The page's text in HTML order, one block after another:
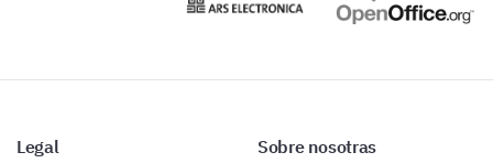
10 (Extremadamente probable)
Legal Sobre nosotras